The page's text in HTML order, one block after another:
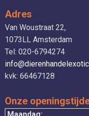
Adres
Van Woustraat 22,
1073LL Amsterdam
Tel: 020-6794274
kvk: 66467128
Onze